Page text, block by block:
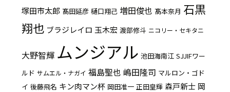
塚田市太郎 髙田延彦 樋口翔己 増田俊也 髙本奈月 石黒
翔也 ブラジレイロ 玉木宏 渡部修斗 ニコリー・セキタニ
大野智輝 ムンジアル 池田海南江 SJJIFワー
ルド サムエル・ナガイ 福島聖也 嶋田隆司 マルロン・ゴド
イ 後藤飛名 キン肉マン杯 岡田准一 正田皇輝 森戸新士 岡